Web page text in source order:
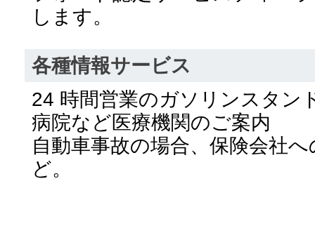
します。
各種情報サービス
24 時間営業のガソリンスタン
病院など医療機関のご案内
自動車事故の場合、保険会社
ど。